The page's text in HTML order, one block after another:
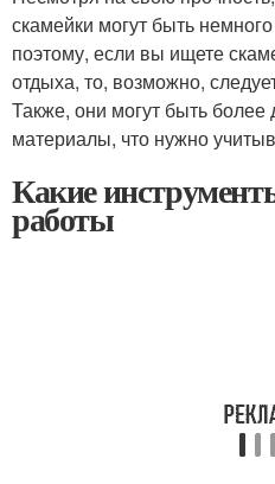
скамейки могут быть
поэтому, если вы ищете
отдыха, то, возможно,
Также, они могут быть более
материалы, что нужно
Какие
работы